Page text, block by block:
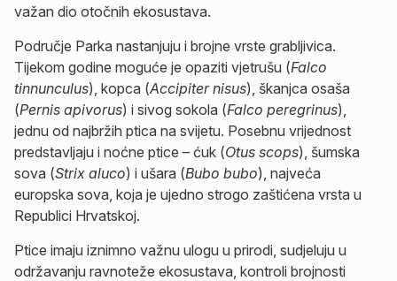
važan dio otočnih ekosustava.
Područje Parka nastanjuju i brojne vrste grabljivica.
Tijekom godine moguće je opaziti vjetrušu (Falco
tinnunculus), kopca (Accipiter nisus), škanjca osaša
(Pernis apivorus) i sivog sokola (Falco peregrinus),
jednu od najbržih ptica na svijetu. Posebnu vrijednost
predstavljaju i noćne ptice – ćuk (Otus scops), šumska
sova (Strix aluco) i ušara (Bubo bubo), najveća
europska sova, koja je ujedno strogo zaštićena vrsta u
Republici Hrvatskoj.
Ptice imaju iznimno važnu ulogu u prirodi, sudjeluju u
održavanju ravnoteže ekosustava, kontroli brojnosti